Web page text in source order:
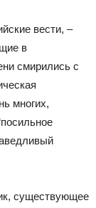
вести, –
в
смирились с
многих,
существующее